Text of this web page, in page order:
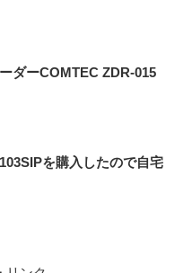
ダーCOMTEC ZDR-015
を購入したので自宅